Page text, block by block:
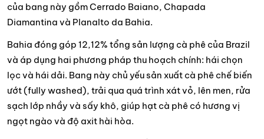
của bang này gồm Cerrado Baiano, Chapada
Diamantina và Planalto da Bahia.
Bahia đóng góp 12,12% tổng sản lượng cà phê của Brazil
và áp dụng hai phương pháp thu hoạch chính: hái chọn
lọc và hái dải. Bang này chủ yếu sản xuất cà phê chế biến
ướt (fully washed), trải qua quá trình xát vỏ, lên men, rửa
sạch lớp nhầy và sấy khô, giúp hạt cà phê có hương vị
ngọt ngào và độ axit hài hòa.